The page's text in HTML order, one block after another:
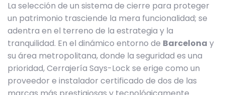
La selección de un sistema de cierre para proteger
un patrimonio trasciende la mera funcionalidad; se
adentra en el terreno de la estrategia y la
tranquilidad. En el dinámico entorno de Barcelona y
su área metropolitana, donde la seguridad es una
prioridad, Cerrajería Says-Lock se erige como un
proveedor e instalador certificado de dos de las